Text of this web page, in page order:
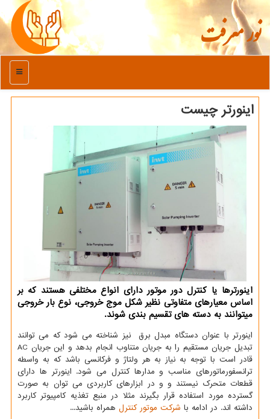
نور معرفت
منو
اینورتر چیست
اینورترها یا کنترل دور موتور دارای انواع مختلفی هستند که بر
اساس معیارهای متفاوتی نظیر شکل موج خروجی، نوع بار خروجی
میتوانند به دسته های تقسیم بندی شوند.
اینورتر با عنوان دستگاه مبدل برق نیز شناخته می شود که می توانند
تبدیل جریان مستقیم را به جریان متناوب انجام بدهد و این جریان AC
قادر است با توجه به نیاز به هر ولتاژ و فرکانسی باشد که به واسطه
ترانسفورماتورهای مناسب و مدارها کنترل می شود. اینورتر ها دارای
قطعات متحرک نیستند و و در ابزارهای کاربردی می توان به صورت
گسترده مورد استفاده قرار بگیرند مثلا در منبع تغذیه کامپیوتر کاربرد
داشته اند. در ادامه با شرکت موتور کنترل همراه باشید...